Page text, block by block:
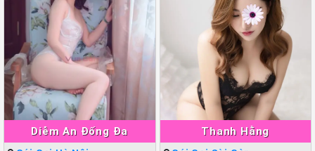
Diễm An Đống Đa Thanh Hằng